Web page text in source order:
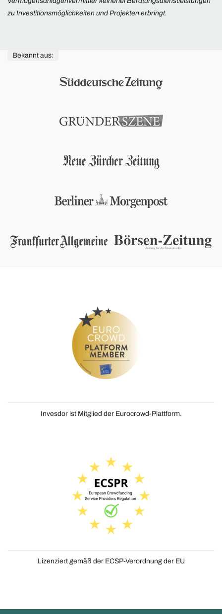
zu Investitionsmöglichkeiten und Projekten erbringt.
Bekannt aus:
Invesdor ist Mitglied der Eurocrowd-Plattform.
Lizenziert gemäß der ECSP-Verordnung der EU